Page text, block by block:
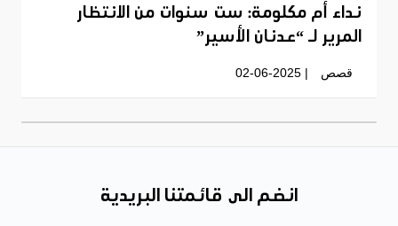
نداء أم مكلومة: ست سنوات من الانتظار
المرير لـ “عدنان الأسير”
قصص | 02-06-2025
انضم الى قائمتنا البريدية